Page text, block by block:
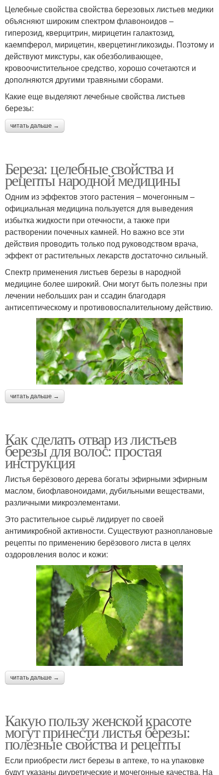
Целебные свойства свойства березовых листьев медики
объясняют широким спектром флавоноидов –
гиперозид, кверцитрин, мирицетин галактозид,
каемпферол, мирицетин, кверцетингликозиды. Поэтому и
действуют микстуры, как обезболивающее,
кровоочистительное средство, хорошо сочетаются и
дополняются другими травяными сборами.
Какие еще выделяют лечебные свойства листьев
березы:
читать дальше →
Береза: целебные свойства и
рецепты народной медицины
Одним из эффектов этого растения – мочегонным –
официальная медицина пользуется для выведения
избытка жидкости при отечности, а также при
растворении почечных камней. Но важно все эти
действия проводить только под руководством врача,
эффект от растительных лекарств достаточно сильный.
Спектр применения листьев березы в народной
медицине более широкий. Они могут быть полезны при
лечении небольших ран и ссадин благодаря
антисептическому и противовоспалительному действию.
читать дальше →
Как сделать отвар из листьев
березы для волос: простая
инструкция
Листья берёзового дерева богаты эфирными эфирным
маслом, биофлавоноидами, дубильными веществами,
различными микроэлементами.
Это растительное сырьё лидирует по своей
антимикробной активности. Существуют разноплановые
рецепты по применению берёзового листа в целях
оздоровления волос и кожи:
читать дальше →
Какую пользу женской красоте
могут принести листья березы:
полезные свойства и рецепты
Если приобрести лист березы в аптеке, то на упаковке
будут указаны диуретические и мочегонные качества. На